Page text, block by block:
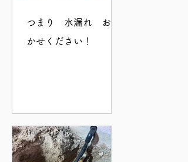
つまり 水漏れ おま
かせください！